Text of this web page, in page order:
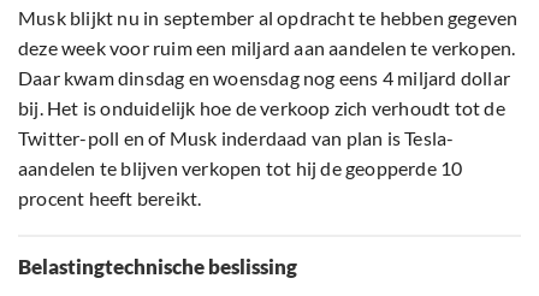
Musk blijkt nu in september al opdracht te hebben gegeven
deze week voor ruim een miljard aan aandelen te verkopen.
Daar kwam dinsdag en woensdag nog eens 4 miljard dollar
bij. Het is onduidelijk hoe de verkoop zich verhoudt tot de
Twitter-poll en of Musk inderdaad van plan is Tesla-
aandelen te blijven verkopen tot hij de geopperde 10
procent heeft bereikt.
Belastingtechnische beslissing